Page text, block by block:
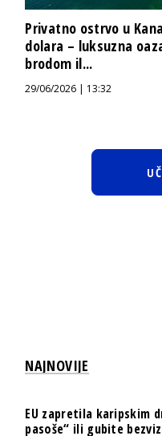
Privatno ostrvo u
dolara – luksuzna
brodom il...
29/06/2026 | 13:32
NAJNOVIJE
EU zapretila karipskim
pasoše“ ili gubite